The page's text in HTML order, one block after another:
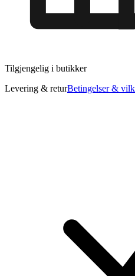
Tilgjengelig i butikker
Levering & returBetingelser &